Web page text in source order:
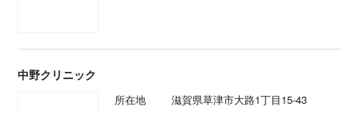
中野クリニック
所在地
滋賀県草津市大路1丁目15-43